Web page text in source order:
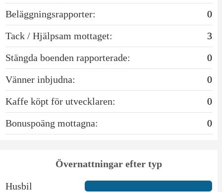
Beläggningsrapporter:
0
Tack / Hjälpsam mottaget:
3
Stängda boenden rapporterade:
0
Vänner inbjudna:
0
Kaffe köpt för utvecklaren:
0
Bonuspoäng mottagna:
0
Övernattningar efter typ
Husbil